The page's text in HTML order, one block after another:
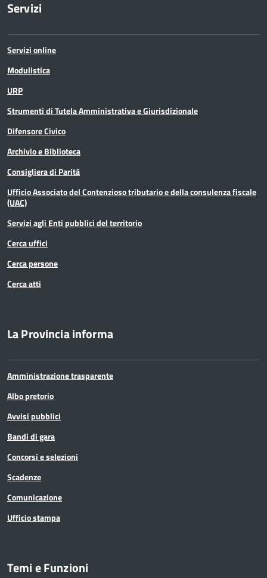
Servizi
Servizi online
Modulistica
URP
Strumenti di Tutela Amministrativa e Giurisdizionale
Difensore Civico
Archivio e Biblioteca
Consigliera di Parità
Ufficio Associato del Contenzioso tributario e della consulenza fiscale
(UAC)
Servizi agli Enti pubblici del territorio
Cerca uffici
Cerca persone
Cerca atti
La Provincia informa
Amministrazione trasparente
Albo pretorio
Avvisi pubblici
Bandi di gara
Concorsi e selezioni
Scadenze
Comunicazione
Ufficio stampa
Temi e Funzioni